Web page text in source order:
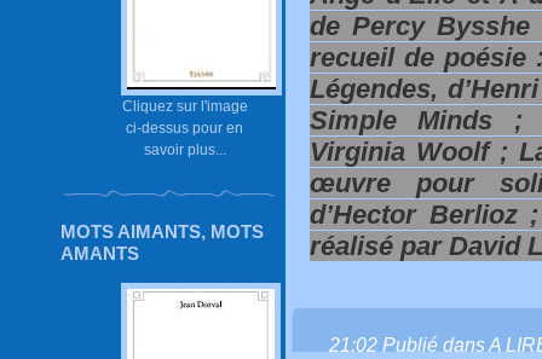
Cliquez sur l'image
ci-dessus pour en
savoir plus...
MOTS AIMANTS, MOTS
AMANTS
de Percy
recueil de poésie
Légendes,
Simple Minds ;
Virginia Woolf ;
œuvre pour
d’Hector
réalisé par David
21:02 Publié dansA